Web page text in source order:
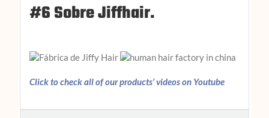
#6 Sobre Jiffhair.
Clickto check all of our products’ videos on Youtube